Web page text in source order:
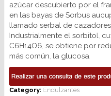
azúcar descubierto por el
en las bayas de Sorbus
llamado serbal de
Industrialmente el sorbitol,
C6H14O6, se obtiene por
más común, la glucosa.
Category: Endulzantes